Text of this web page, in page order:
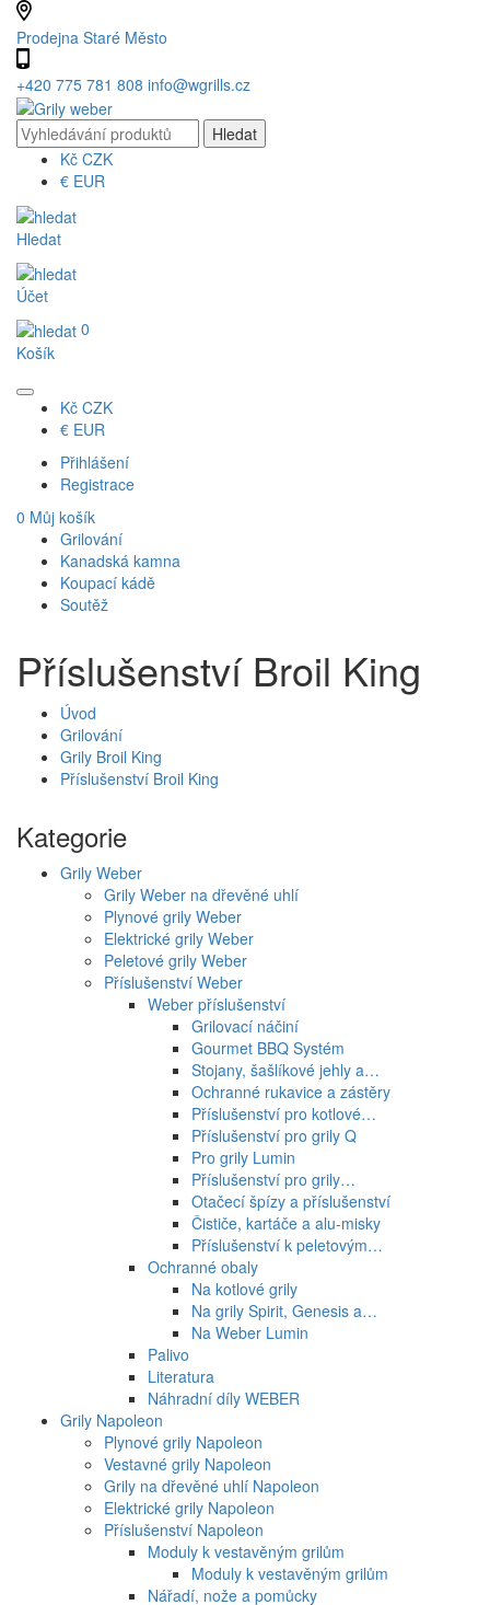
Prodejna Staré Město
+420 775 781 808 info@wgrills.cz
Kč CZK
€ EUR
Hledat
Účet
0
Košík
Kč CZK
€ EUR
Přihlášení
Registrace
0 Můj košík
Grilování
Kanadská kamna
Koupací kádě
Soutěž
Příslušenství Broil King
Úvod
Grilování
Grily Broil King
Příslušenství Broil King
Kategorie
Grily Weber
Grily Weber na dřevěné uhlí
Plynové grily Weber
Elektrické grily Weber
Peletové grily Weber
Příslušenství Weber
Weber příslušenství
Grilovací náčiní
Gourmet BBQ Systém
Stojany, šašlíkové jehly a…
Ochranné rukavice a zástěry
Příslušenství pro kotlové…
Příslušenství pro grily Q
Pro grily Lumin
Příslušenství pro grily…
Otačecí špízy a příslušenství
Čističe, kartáče a alu-misky
Příslušenství k peletovým…
Ochranné obaly
Na kotlové grily
Na grily Spirit, Genesis a…
Na Weber Lumin
Palivo
Literatura
Náhradní díly WEBER
Grily Napoleon
Plynové grily Napoleon
Vestavné grily Napoleon
Grily na dřevěné uhlí Napoleon
Elektrické grily Napoleon
Příslušenství Napoleon
Moduly k vestavěným grilům
Moduly k vestavěným grilům
Nářadí, nože a pomůcky